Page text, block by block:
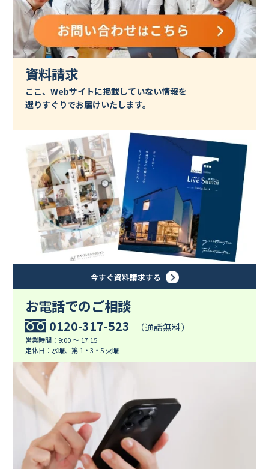
資料請求
ここ、Webサイトに掲載していない情報を
選りすぐりでお届けいたします。
今すぐ資料請求する
お電話でのご相談
0120-317-523 （通話無料）
営業時間：9:00 ～ 17:15
定休日：水曜、第 1・3・5 火曜